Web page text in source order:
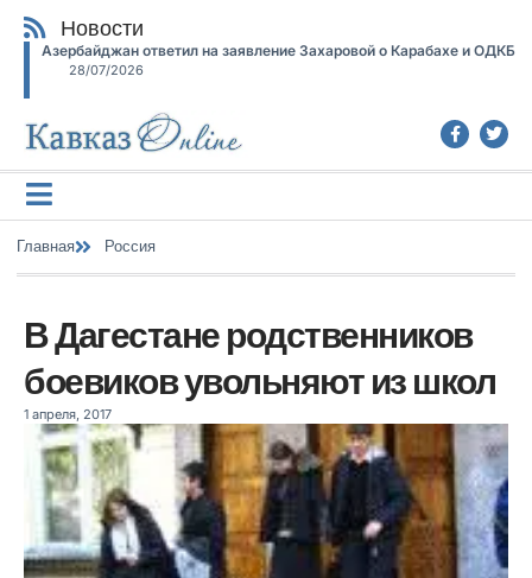
Новости
Азербайджан ответил на заявление Захаровой о Карабахе и ОДКБ
28/07/2026
Главная Россия
В Дагестане родственников
боевиков увольняют из школ
1 апреля, 2017